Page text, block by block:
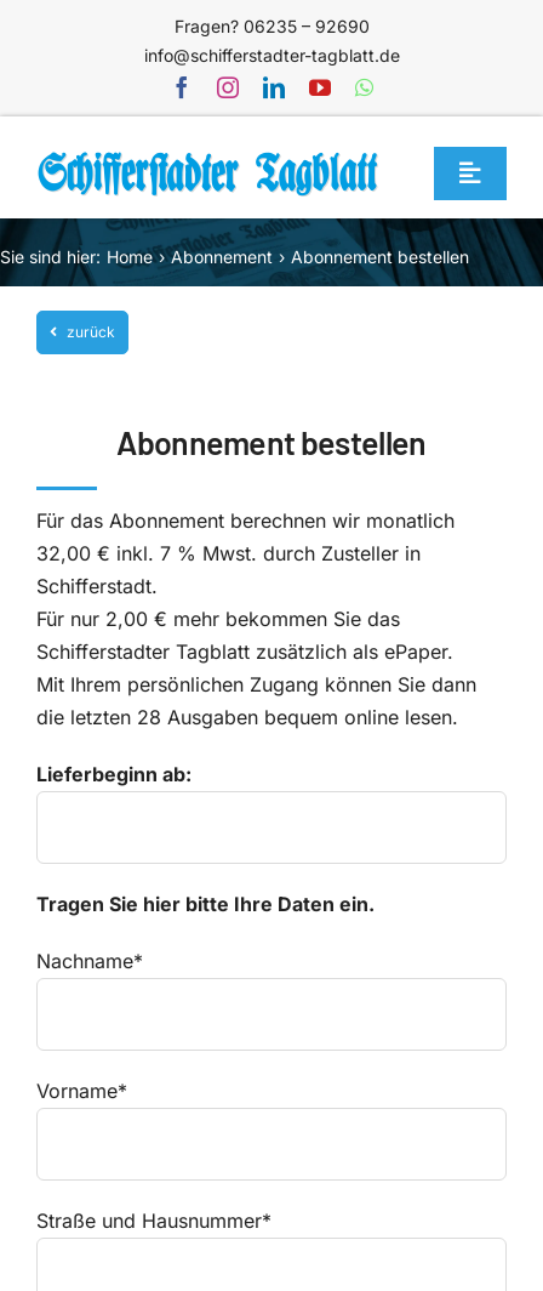
Fragen? 06235 – 92690
info@schifferstadter-tagblatt.de
Toggle
Home
Themen
Blog
Mediathek
Jetzt abonnieren
Kontakt
Sie sind hier: Home Abonnement Abonnement bestellen
zurück
Abonnement bestellen
Für das Abonnement berechnen wir monatlich
32,00 € inkl. 7 % Mwst. durch Zusteller in
Schifferstadt.
Für nur 2,00 € mehr bekommen Sie das
Schifferstadter Tagblatt zusätzlich als ePaper.
Mit Ihrem persönlichen Zugang können Sie dann
die letzten 28 Ausgaben bequem online lesen.
Lieferbeginn ab:
Tragen Sie hier bitte Ihre Daten ein.
Nachname*
Vorname*
Straße und Hausnummer*